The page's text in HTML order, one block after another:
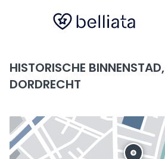
HISTORISCHE BINNENSTAD,
DORDRECHT